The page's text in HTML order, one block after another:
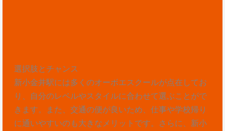
選択肢とチャンス
新小金井駅には多くのオーボエスクールが点在してお
り、自分のレベルやスタイルに合わせて選ぶことがで
きます。また、交通の便が良いため、仕事や学校帰り
に通いやすいのも大きなメリットです。さらに、新小